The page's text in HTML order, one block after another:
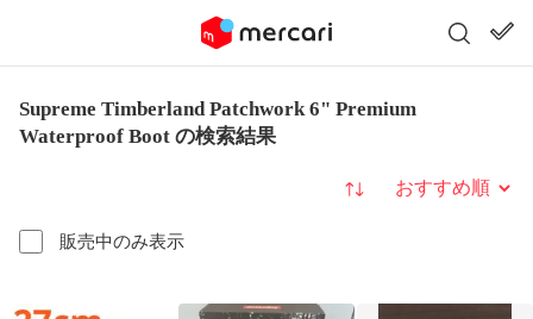
Supreme Timberland Patchwork 6" Premium
Waterproof Boot の検索結果
販売中のみ表示
並び替え